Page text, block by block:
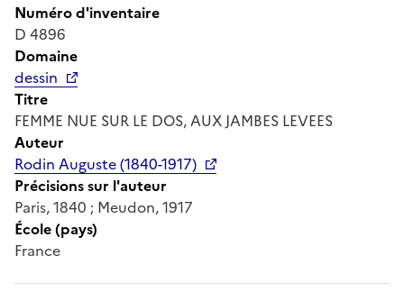
Numéro d'inventaire
D 4896
Domaine
dessin
Titre
FEMME NUE SUR LE DOS, AUX JAMBES LEVEES
Auteur
Rodin Auguste (1840-1917)
Précisions sur l'auteur
Paris, 1840 ; Meudon, 1917
École (pays)
France